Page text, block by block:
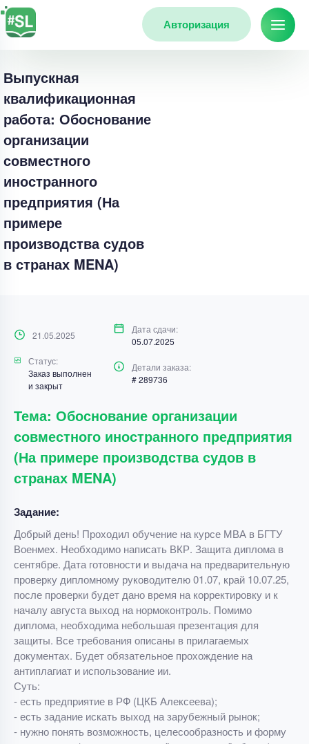
Авторизация
Выпускная
квалификационная
работа: Обоснование
организации
совместного
иностранного
предприятия (На
примере
производства судов
в странах MENA)
21.05.2025
Дата сдачи:
05.07.2025
Статус:
Заказ выполнен
и закрыт
Детали заказа:
# 289736
Тема: Обоснование организации
совместного иностранного предприятия
(На примере производства судов в
странах MENA)
Задание:
Добрый день! Проходил обучение на курсе МВА в БГТУ
Военмех. Необходимо написать ВКР. Защита диплома в
сентябре. Дата готовности и выдача на предварительную
проверку дипломному руководителю 01.07, край 10.07.25,
после проверки будет дано время на корректировку и к
началу августа выход на нормоконтроль. Помимо
диплома, необходима небольшая презентация для
защиты. Все требования описаны в прилагаемых
документах. Будет обязательное прохождение на
антиплагиат и использование ии.
Суть:
- есть предприятие в РФ (ЦКБ Алексеева);
- есть задание искать выход на зарубежный рынок;
- нужно понять возможность, целесообразность и форму